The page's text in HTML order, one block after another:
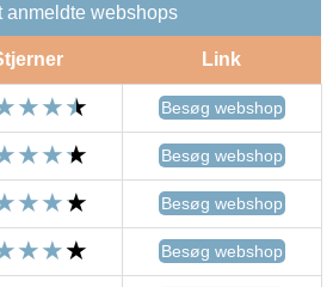
anmeldte webshops
Link
Besøg webshop
Besøg webshop
Besøg webshop
Besøg webshop